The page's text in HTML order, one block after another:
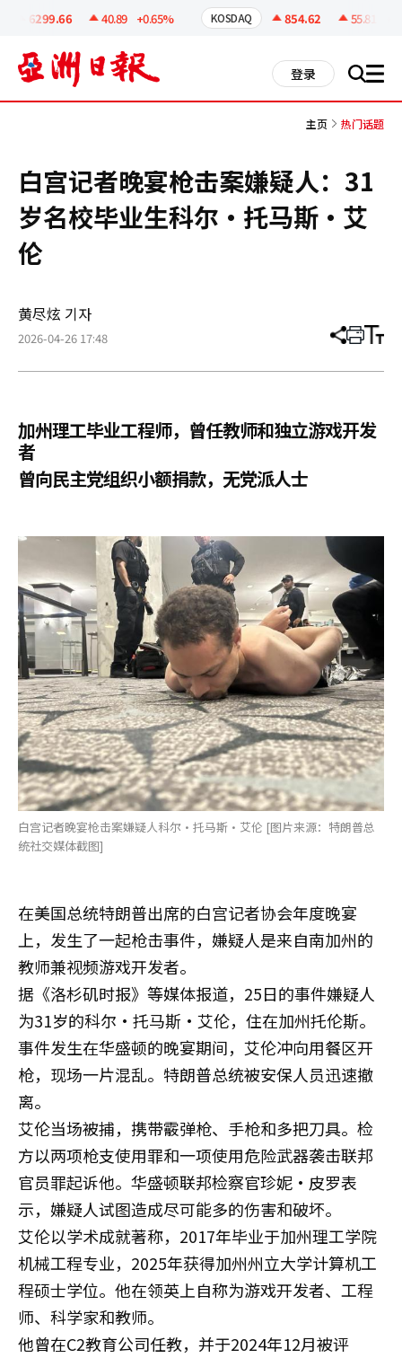
6299.66 40.89 +0.65% KOSDAQ 854.62 55.81
登录 搜 all
主页 热门话题
白宫记者晚宴枪击案嫌疑人：31
岁名校毕业生科尔·托马斯·艾
伦
黄尽炫 기자
2026-04-26 17:48 分
章
打 调
小
加州理工毕业工程师，曾任教师和独立游戏开发
者
曾向民主党组织小额捐款，无党派人士
白宫记者晚宴枪击案嫌疑人科尔·托马斯·艾伦 [图片来源：特朗普总
统社交媒体截图]
在美国总统特朗普出席的白宫记者协会年度晚宴
上，发生了一起枪击事件，嫌疑人是来自南加州的
教师兼视频游戏开发者。
据《洛杉矶时报》等媒体报道，25日的事件嫌疑人
为31岁的科尔·托马斯·艾伦，住在加州托伦斯。
事件发生在华盛顿的晚宴期间，艾伦冲向用餐区开
枪，现场一片混乱。特朗普总统被安保人员迅速撤
离。
艾伦当场被捕，携带霰弹枪、手枪和多把刀具。检
方以两项枪支使用罪和一项使用危险武器袭击联邦
官员罪起诉他。华盛顿联邦检察官珍妮·皮罗表
示，嫌疑人试图造成尽可能多的伤害和破坏。
艾伦以学术成就著称，2017年毕业于加州理工学院
机械工程专业，2025年获得加州州立大学计算机工
程硕士学位。他在领英上自称为游戏开发者、工程
师、科学家和教师。
他曾在C2教育公司任教，并于2024年12月被评